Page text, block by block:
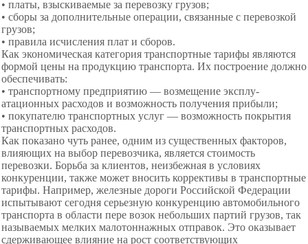
• платы, взыскиваемые за перевозку грузов;
• сборы за дополнительные операции, связанные с пе­ревозкой
грузов;
• правила исчисления плат и сборов.
Как экономическая категория транспортные тарифы являются
формой цены на продукцию транспорта. Их пост­роение должно
обеспечивать:
• транспортному предприятию — возмещение эксплу­
атационных расходов и возможность получения прибыли;
• покупателю транспортных услуг — возможность по­крытия
транспортных расходов.
Как показано чуть ранее, одним из су­щественных факторов,
влияющих на выбор перевозчика, является стоимость
перевозки. Борьба за клиентов, неиз­бежная в условиях
конкуренции, также может вносить кор­рективы в транспортные
тарифы. Например, железные дороги Российской Федерации
испытывают сегодня серьезную конкуренцию автомобильного
транспорта в области пере возок небольших партий грузов, так
называемых мелких малотоннажных отправок. Это оказывает
сдерживающее влияние на рост соответствующих